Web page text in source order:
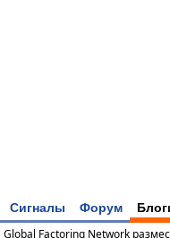
Сигналы Форум
Global Factoring Network